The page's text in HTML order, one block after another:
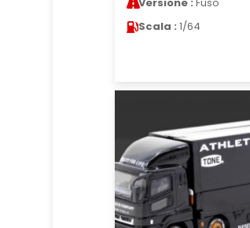
Scala : 1/64